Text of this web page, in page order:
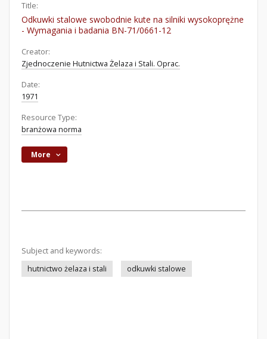
Title:
Odkuwki stalowe swobodnie kute na silniki wysokoprężne
- Wymagania i badania BN-71/0661-12
Creator:
Zjednoczenie Hutnictwa Żelaza i Stali. Oprac.
Date:
1971
Resource Type:
branżowa norma
More
Subject and keywords:
hutnictwo żelaza i stali
odkuwki stalowe